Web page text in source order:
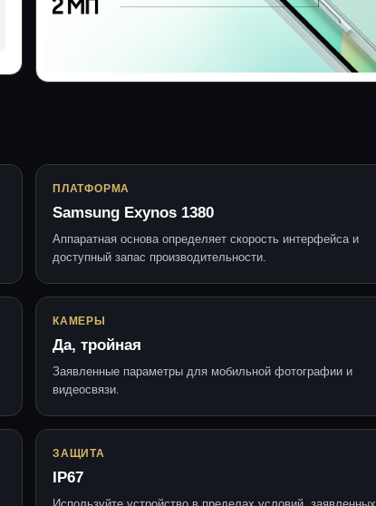
ПЛАТФОРМА
Samsung Exynos 1380
Аппаратная основа определяет скорость интерфейса и
доступный запас производительности.
КАМЕРЫ
Да, тройная
Заявленные параметры для мобильной фотографии и
видеосвязи.
ЗАЩИТА
IP67